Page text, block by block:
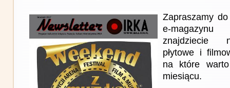
Zapraszamy
e-
znajdziecie
płytowe i
na które
miesiącu.